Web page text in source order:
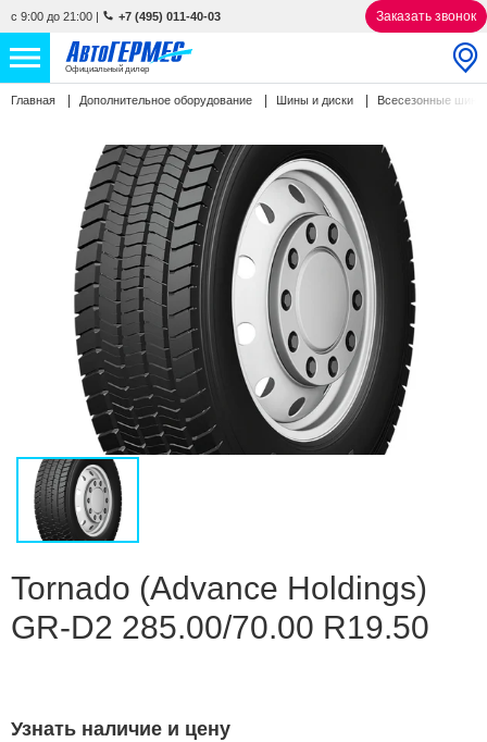
с 9:00 до 21:00 | +7 (495) 011-40-03 Заказать звонок
Официальный дилер
НОВЫЕ АВТОМОБИЛИ 4847 авто
С ПРОБЕГОМ 847 авто
СЕРВИС
УСЛУГИ
АКЦИИ
О КОМПАНИИ
КОНТАКТЫ
Избранное
Сравнение
Личный кабинет
Главная Дополнительное оборудование Шины и диски Всесезонные
Tornado (Advance Holdings)
GR-D2 285.00/70.00 R19.50
Узнать наличие и цену